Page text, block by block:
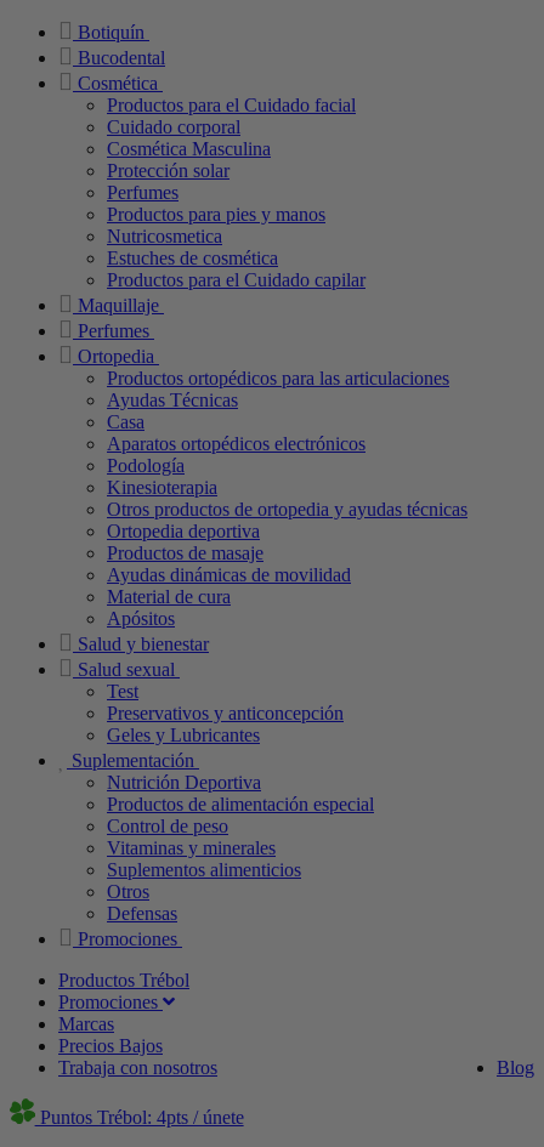
Botiquín
Bucodental
Cosmética
Productos para el Cuidado facial
Cuidado corporal
Cosmética Masculina
Protección solar
Perfumes
Productos para pies y manos
Nutricosmetica
Estuches de cosmética
Productos para el Cuidado capilar
Maquillaje
Perfumes
Ortopedia
Productos ortopédicos para las articulaciones
Ayudas Técnicas
Casa
Aparatos ortopédicos electrónicos
Podología
Kinesioterapia
Otros productos de ortopedia y ayudas técnicas
Ortopedia deportiva
Productos de masaje
Ayudas dinámicas de movilidad
Material de cura
Apósitos
Salud y bienestar
Salud sexual
Test
Preservativos y anticoncepción
Geles y Lubricantes
Suplementación
Nutrición Deportiva
Productos de alimentación especial
Control de peso
Vitaminas y minerales
Suplementos alimenticios
Otros
Defensas
Promociones
Productos Trébol
Promociones
Marcas
Precios Bajos
Blog
Trabaja con nosotros
Puntos Trébol: 4pts / únete